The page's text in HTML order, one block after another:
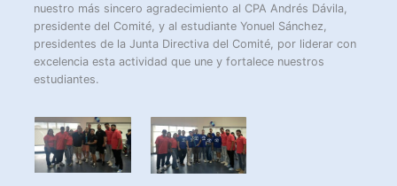
nuestro más sincero agradecimiento al CPA Andrés Dávila,
presidente del Comité, y al estudiante Yonuel Sánchez,
presidentes de la Junta Directiva del Comité, por liderar con
excelencia esta actividad que une y fortalece nuestros
estudiantes.